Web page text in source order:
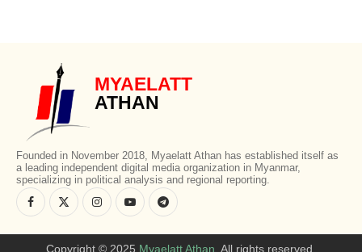
MYAELATT
ATHAN
Founded in November 2018, Myaelatt Athan has established itself as
a leading independent digital media organization in Myanmar,
specializing in political analysis and regional reporting.
Copyright © 2025 Myaelatt Athan . All rights reserved.